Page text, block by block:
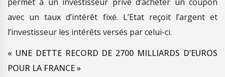
avec un taux d’intérêt fixé. L’Etat reçoit l’argent et
l’investisseur les intérêts versés par celui-ci.
« UNE DETTE RECORD DE 2700 MILLIARDS D’EUROS
POUR LA FRANCE »